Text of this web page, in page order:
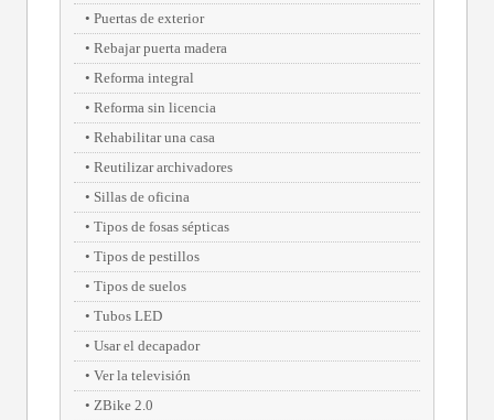
Puertas de exterior
Rebajar puerta madera
Reforma integral
Reforma sin licencia
Rehabilitar una casa
Reutilizar archivadores
Sillas de oficina
Tipos de fosas sépticas
Tipos de pestillos
Tipos de suelos
Tubos LED
Usar el decapador
Ver la televisión
ZBike 2.0